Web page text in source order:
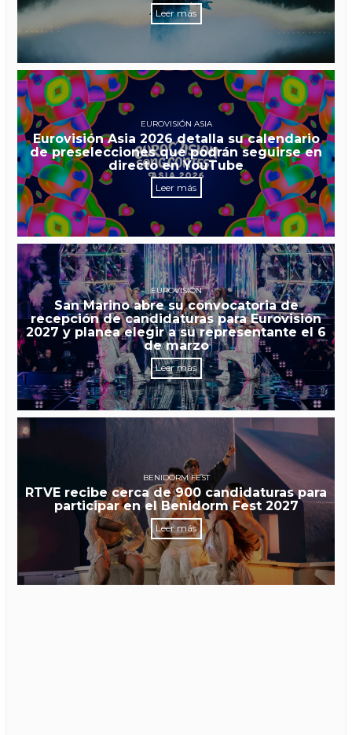
Leer más
EUROVISIÓN ASIA
Eurovisión Asia 2026 detalla su calendario
de preselecciones que podrán seguirse en
directo en YouTube
Leer más
EUROVISIÓN
San Marino abre su convocatoria de
recepción de candidaturas para Eurovisión
2027 y planea elegir a su representante el 6
de marzo
Leer más
BENIDORM FEST
RTVE recibe cerca de 900 candidaturas para
participar en el Benidorm Fest 2027
Leer más